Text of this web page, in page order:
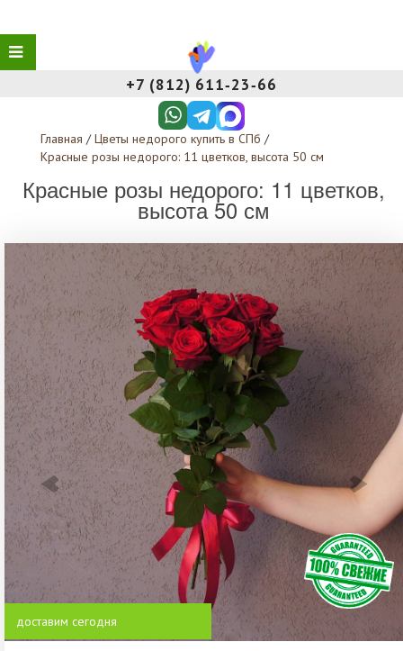
+7 (812) 611‑23‑66
Главная / Цветы недорого купить в СПб /
Красные розы недорого: 11 цветков, высота 50 см
Красные розы недорого: 11 цветков,
высота 50 см
доставим сегодня